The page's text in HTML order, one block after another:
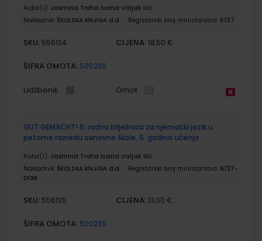
Autor(i): Jasmina Troha Ivana Valjak Ilić
Nakladnik: ŠKOLSKA KNJIGA d.d. Registarski broj ministarstva: 6137
SKU: 556124 CIJENA: 18,50 €
ŠIFRA OMOTA: 500239
Udžbenik Omot
GUT GEMACHT! 5; radna bilježnica za njemački jezik u
petome razredu osnovne škole, 5. godina učenja
Autor(i): Jasmina Troha Ivana Valjak Ilić
Nakladnik: ŠKOLSKA KNJIGA d.d. Registarski broj ministarstva: 6137-
DOM
SKU: 556125 CIJENA: 13,00 €
ŠIFRA OMOTA: 500239